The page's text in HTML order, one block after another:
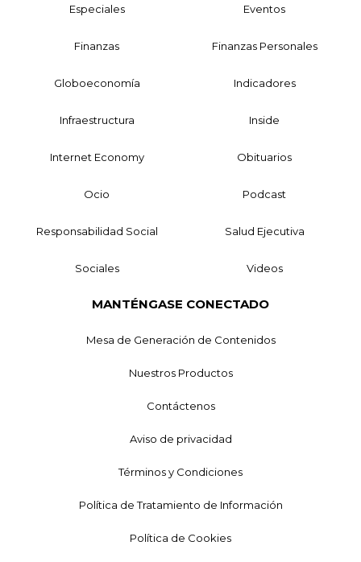
Especiales Eventos
Finanzas Finanzas Personales
Globoeconomía Indicadores
Infraestructura Inside
Internet Economy Obituarios
Ocio Podcast
Responsabilidad Social Salud Ejecutiva
Sociales Videos
MANTÉNGASE CONECTADO
Mesa de Generación de Contenidos
Nuestros Productos
Contáctenos
Aviso de privacidad
Términos y Condiciones
Política de Tratamiento de Información
Política de Cookies